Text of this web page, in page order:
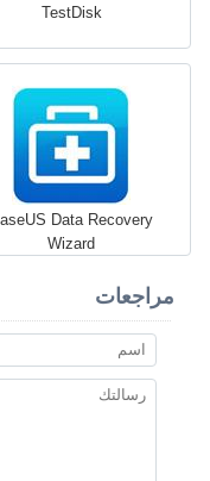
TestDisk
EaseUS Data Recovery
Wizard
مراجعات